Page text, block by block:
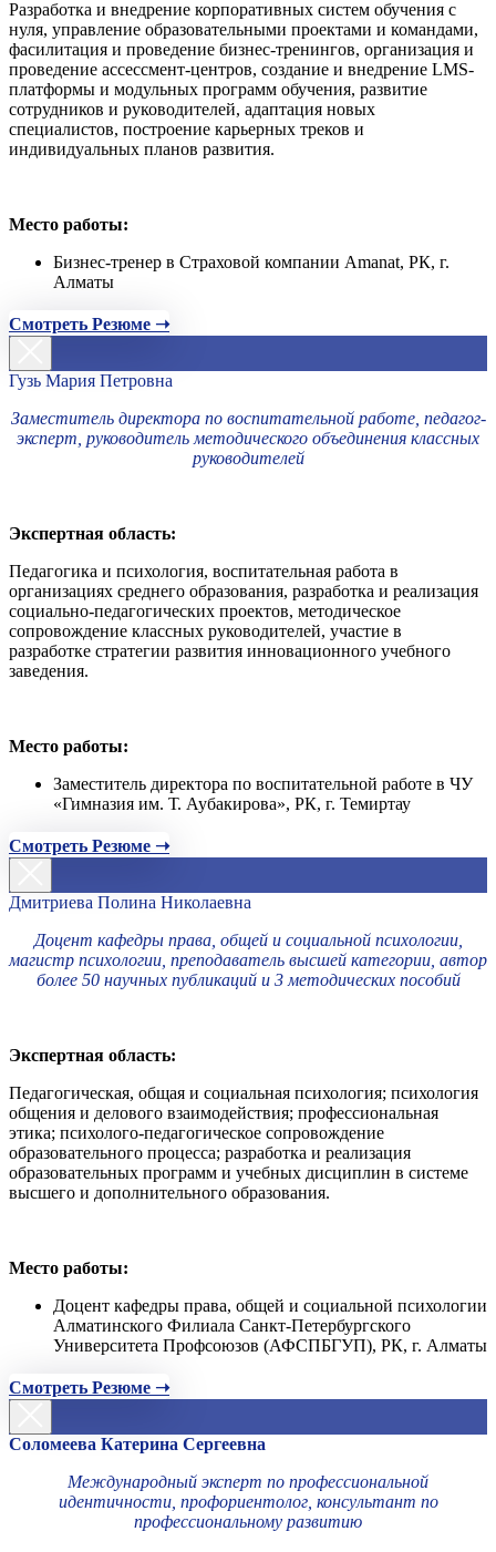
Разработка и внедрение корпоративных систем обучения с
нуля, управление образовательными проектами и командами,
фасилитация и проведение бизнес-тренингов, организация и
проведение ассессмент-центров, создание и внедрение LMS-
платформы и модульных программ обучения, развитие
сотрудников и руководителей, адаптация новых
специалистов, построение карьерных треков и
индивидуальных планов развития.
Место работы:
Бизнес-тренер в Страховой компании Amanat, РК, г.
Алматы
Смотреть Резюме ➝
Гузь Мария Петровна
Заместитель директора по воспитательной работе, педагог-
эксперт, руководитель методического объединения классных
руководителей
Экспертная область:
Педагогика и психология, воспитательная работа в
организациях среднего образования, разработка и реализация
социально-педагогических проектов, методическое
сопровождение классных руководителей, участие в
разработке стратегии развития инновационного учебного
заведения.
Место работы:
Заместитель директора по воспитательной работе в ЧУ
«Гимназия им. Т. Аубакирова», РК, г. Темиртау
Смотреть Резюме ➝
Дмитриева Полина Николаевна
Доцент кафедры права, общей и социальной психологии,
магистр психологии, преподаватель высшей категории, автор
более 50 научных публикаций и 3 методических пособий
Экспертная область:
Педагогическая, общая и социальная психология; психология
общения и делового взаимодействия; профессиональная
этика; психолого-педагогическое сопровождение
образовательного процесса; разработка и реализация
образовательных программ и учебных дисциплин в системе
высшего и дополнительного образования.
Место работы:
Доцент кафедры права, общей и социальной психологии
Алматинского Филиала Санкт-Петербургского
Университета Профсоюзов (АФСПБГУП), РК, г. Алматы
Смотреть Резюме ➝
Соломеева Катерина Сергеевна
Международный эксперт по профессиональной
идентичности, профориентолог, консультант по
профессиональному развитию